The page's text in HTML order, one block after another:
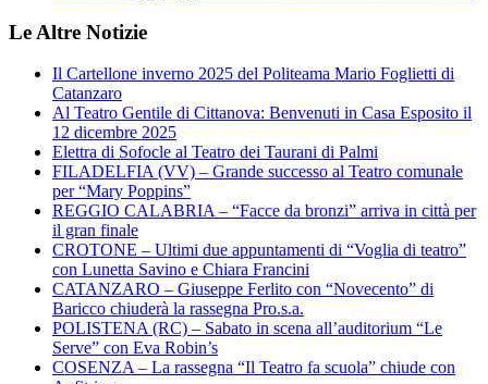
Le Altre Notizie
Il Cartellone inverno 2025 del Politeama Mario Foglietti di
Catanzaro
Al Teatro Gentile di Cittanova: Benvenuti in Casa Esposito il
12 dicembre 2025
Elettra di Sofocle al Teatro dei Taurani di Palmi
FILADELFIA (VV) – Grande successo al Teatro comunale
per “Mary Poppins”
REGGIO CALABRIA – “Facce da bronzi” arriva in città per
il gran finale
CROTONE – Ultimi due appuntamenti di “Voglia di teatro”
con Lunetta Savino e Chiara Francini
CATANZARO – Giuseppe Ferlito con “Novecento” di
Baricco chiuderà la rassegna Pro.s.a.
POLISTENA (RC) – Sabato in scena all’auditorium “Le
Serve” con Eva Robin’s
COSENZA – La rassegna “Il Teatro fa scuola” chiude con